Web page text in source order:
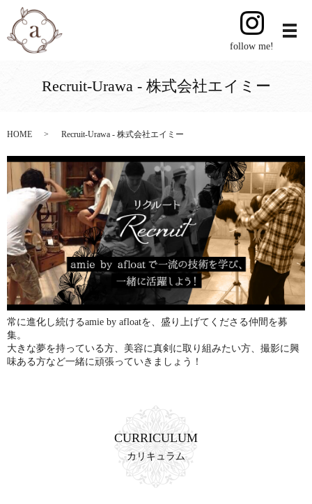
follow me!
Recruit-Urawa - 株式会社エイミー
HOME Recruit-Urawa - 株式会社エイミー
常に進化し続けるamie by afloatを、盛り上げてくださる仲間を募
集。
大きな夢を持っている方、美容に真剣に取り組みたい方、撮影に興
味ある方など一緒に頑張っていきましょう！
CURRICULUM
カリキュラム